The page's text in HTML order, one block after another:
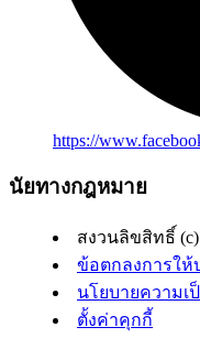
https://
นัยทางกฎหมาย
สงวนลิขสิทธิ์
ข้อตกลงการให้
นโยบายความเ
ตั้งค่าคุกกี้